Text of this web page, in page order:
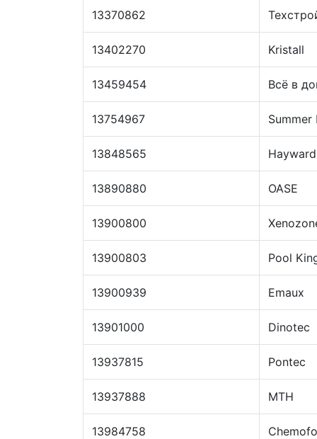
13370862
13402270 Kristall
13459454 Всё в
13754967 Summer
13848565 Hayward
13890880 OASE
13900800
13900803 Pool
13900939 Emaux
13901000 Dinotec
13937815 Pontec
13937888 MTH
13984758